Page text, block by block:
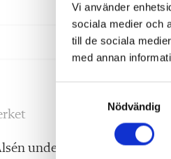
Vi använder
sociala medier och
till de sociala
med annan
Nödvändig
understryker vikten av